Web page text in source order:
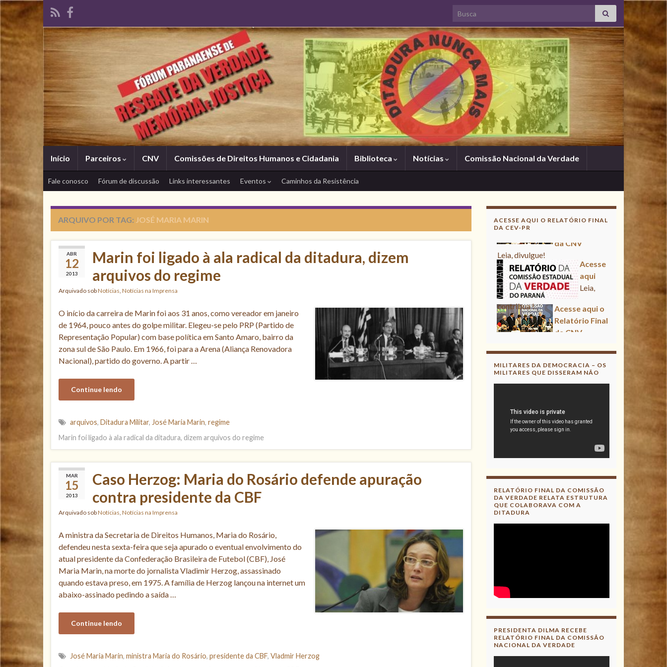
Search for:
Início Parceiros CNV Comissões de Direitos Humanos e Cidadania Biblioteca Notícias Comissão Nacional da Verdade
Fale conosco Fórum de discussão Links interessantes Eventos Caminhos da Resistência
ARQUIVO POR TAG: JOSÉ MARIA MARIN
ABR
12
2013
Marin foi ligado à ala radical da ditadura, dizem
arquivos do regime
Arquivado sobNotícias, Notícias na Imprensa
O início da carreira de Marin foi aos 31 anos, como vereador em janeiro
de 1964, pouco antes do golpe militar. Elegeu-se pelo PRP (Partido de
Representação Popular) com base política em Santo Amaro, bairro da
zona sul de São Paulo. Em 1966, foi para a Arena (Aliança Renovadora
Nacional), partido do governo. A partir …
Continue lendo
arquivos, Ditadura Militar, José Maria Marin, regime
Marin foi ligado à ala radical da ditadura, dizem arquivos do regime
MAR
15
2013
Caso Herzog: Maria do Rosário defende apuração
contra presidente da CBF
Arquivado sobNotícias, Notícias na Imprensa
A ministra da Secretaria de Direitos Humanos, Maria do Rosário,
defendeu nesta sexta-feira que seja apurado o eventual envolvimento do
atual presidente da Confederação Brasileira de Futebol (CBF), José
Maria Marin, na morte do jornalista Vladimir Herzog, assassinado
quando estava preso, em 1975. A família de Herzog lançou na internet um
abaixo-assinado pedindo a saída …
Continue lendo
José Maria Marin, ministra Maria do Rosário, presidente da CBF, Vladmir Herzog
ACESSE AQUI O RELATÓRIO FINAL
DA CEV-PR
Leia, contribua !
Acesse aqui o Relatório Final
da CNV
Leia, divulgue!
Leia, contribua !
MILITARES DA DEMOCRACIA – OS
MILITARES QUE DISSERAM NÃO
RELATÓRIO FINAL DA COMISSÃO
DA VERDADE RELATA ESTRUTURA
QUE COLABORAVA COM A
DITADURA
PRESIDENTA DILMA RECEBE
RELATÓRIO FINAL DA COMISSÃO
NACIONAL DA VERDADE